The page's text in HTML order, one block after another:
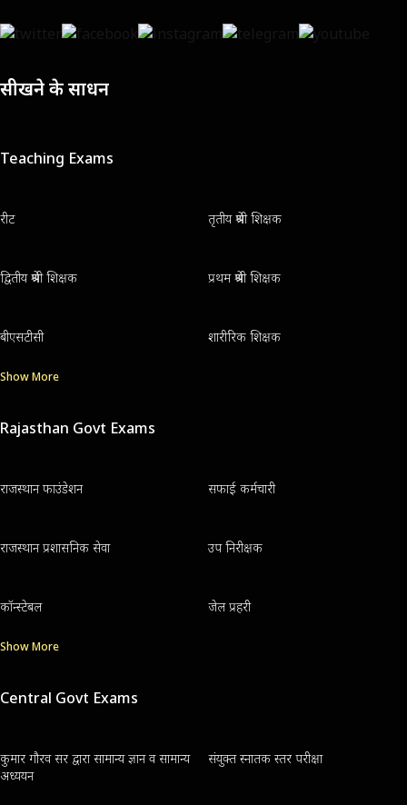
सीखने के साधन
Teaching Exams
रीट तृतीय श्रेणी शिक्षक
द्वितीय श्रेणी शिक्षक प्रथम श्रेणी शिक्षक
बीएसटीसी शारीरिक शिक्षक
Show More
Rajasthan Govt Exams
राजस्थान फाउंडेशन सफाई कर्मचारी
राजस्थान प्रशासनिक सेवा उप निरीक्षक
कॉन्स्टेबल जेल प्रहरी
Show More
Central Govt Exams
कुमार गौरव सर द्वारा सामान्य ज्ञान व सामान्य
अध्ययन
संयुक्त स्नातक स्तर परीक्षा